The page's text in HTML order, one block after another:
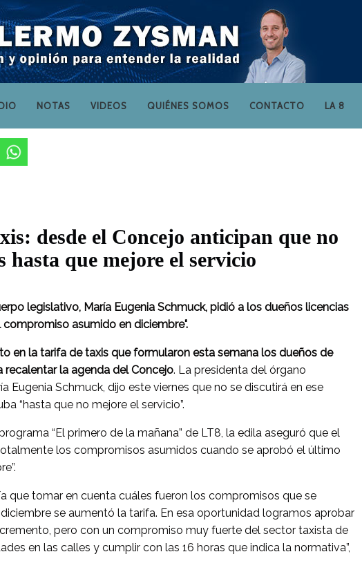
NOTAS VIDEOS QUIÉNES SOMOS CONTACTO LA 8
desde el Concejo anticipan que no
hasta que mejore el servicio
legislativo, María Eugenia Schmuck, pidió a los dueños licencias
asumido en diciembre".
en la tarifa detaxis que formularon esta semana los dueños de
recalentar la agenda del Concejo. La presidenta del órgano
Eugenia Schmuck, dijo este viernes que no se discutirá en ese
“hasta que no mejore el servicio”.
“El primero de la mañana” de LT8, la edila aseguró que el
los compromisos asumidos cuando se aprobó el último
que tomar en cuenta cuáles fueron los compromisos que se
se aumentó la tarifa. En esa oportunidad logramos aprobar
pero con un compromiso muy fuerte del sector taxista de
en las calles y cumplir con las 16 horas que indica la normativa”,